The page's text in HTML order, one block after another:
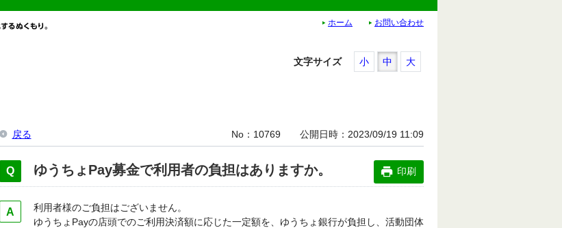
ホーム お問い合わせ
文字サイズ 小 中 大
戻る No 10769 公開日時 2023/09/19 11:09
ゆうちょPay募金で利用者の負担はありますか。 印刷
利用者様のご負担はございません。
ゆうちょPayの店頭でのご利用決済額に応じた一定額を、ゆうちょ銀行が負担し、活動団体